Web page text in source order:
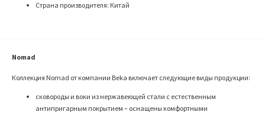
Страна производителя: Китай
Nomad
Коллекция Nomad от компании Beka включает следующие виды продукции:
сковороды и воки из нержавеющей стали с естественным
антипригарным покрытием – оснащены комфортными